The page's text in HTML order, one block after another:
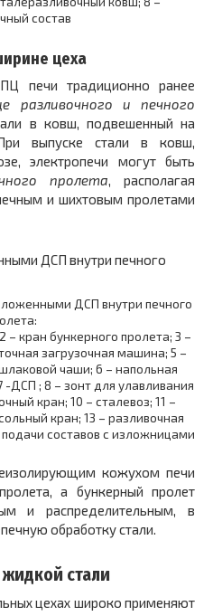
состав
цеха
печи традиционно ранее
разливочного и печного
в ковш, подвешенный на
выпуске стали в ковш,
электропечи могут быть
пролета, располагая
и шихтовым пролетами
ДСП внутри печного
– кран бункерного пролета; 3 –
загрузочная машина; 5 –
чаши; 6 – напольная
ДСП ; 8 – зонт для улавливания
кран; 10 – сталевоз; 11 –
кран; 13 – разливочная
составов с изложницами
кожухом печи
а бункерный пролет
и распределительным, в
обработку стали.
стали
цехах широко применяют